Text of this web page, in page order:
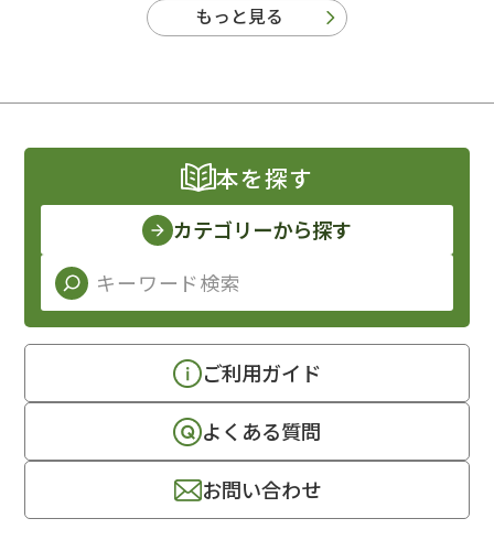
もっと見る
本を探す
カテゴリーから探す
ご利用ガイド
よくある質問
お問い合わせ